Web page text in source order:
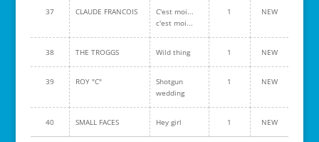
37 CLAUDE FRANCOIS
C'est moi...
c'est moi...
1 NEW
38 THE TROGGS Wild thing 1 NEW
39 ROY "C"
Shotgun
wedding
1 NEW
40 SMALL FACES Hey girl 1 NEW